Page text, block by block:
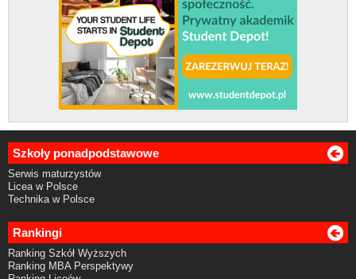
Szkoły ponadpodstawowe
Serwis maturzystów
Licea w Polsce
Technika w Polsce
Rankingi
Ranking Szkół Wyższych
Ranking MBA Perspektywy